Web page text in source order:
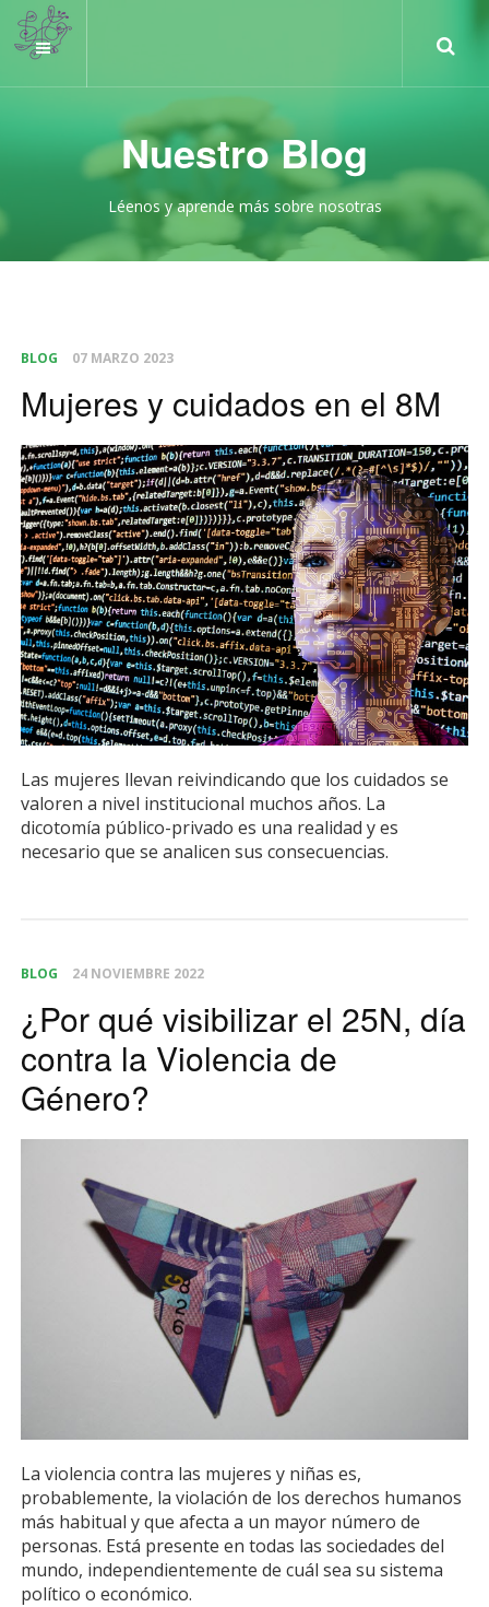
Nuestro Blog
Léenos y aprende más sobre nosotras
BLOG 07 MARZO 2023
Mujeres y cuidados en el 8M
Las mujeres llevan reivindicando que los cuidados se
valoren a nivel institucional muchos años. La
dicotomía público-privado es una realidad y es
necesario que se analicen sus consecuencias.
BLOG 24 NOVIEMBRE 2022
¿Por qué visibilizar el 25N, día
contra la Violencia de
Género?
La violencia contra las mujeres y niñas es,
probablemente, la violación de los derechos humanos
más habitual y que afecta a un mayor número de
personas. Está presente en todas las sociedades del
mundo, independientemente de cuál sea su sistema
político o económico.